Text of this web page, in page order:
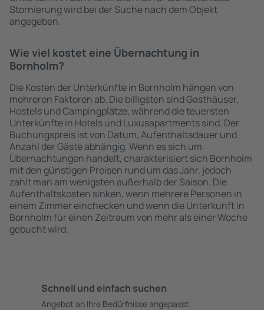
Stornierung wird bei der Suche nach dem Objekt
angegeben.
Wie viel kostet eine Übernachtung in
Bornholm?
Die Kosten der Unterkünfte in Bornholm hängen von
mehreren Faktoren ab. Die billigsten sind Gasthäuser,
Hostels und Campingplätze, während die teuersten
Unterkünfte in Hotels und Luxusapartments sind. Der
Buchungspreis ist von Datum, Aufenthaltsdauer und
Anzahl der Gäste abhängig. Wenn es sich um
Übernachtungen handelt, charakterisiert sich Bornholm
mit den günstigen Preisen rund um das Jahr, jedoch
zahlt man am wenigsten außerhalb der Saison. Die
Aufenthaltskosten sinken, wenn mehrere Personen in
einem Zimmer einchecken und wenn die Unterkunft in
Bornholm für einen Zeitraum von mehr als einer Woche
gebucht wird.
Schnell und einfach suchen
Angebot an Ihre Bedürfnisse angepasst.